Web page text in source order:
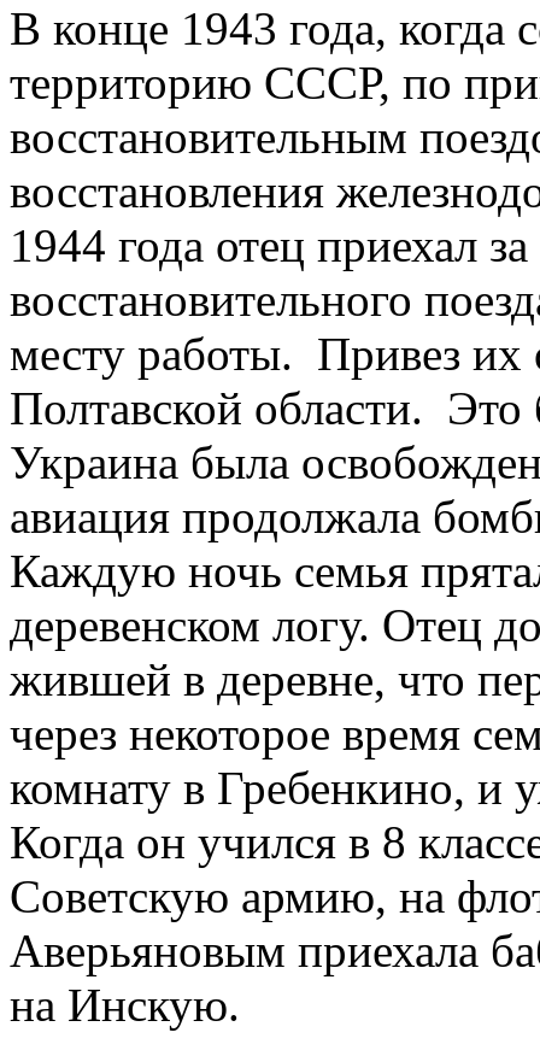
В конце 1943 года, когда
территорию СССР, по
восстановительным
восстановления
1944 года отец приехал
восстановительного
месту работы. Привез их
Полтавской области.
Украина была
авиация продолжала
Каждую ночь семья
деревенском логу. Отец
жившей в деревне, что
через некоторое время
комнату в Гребенкино, и
Когда он учился в 8
Советскую армию, на
Аверьяновым приехала
на Инскую.